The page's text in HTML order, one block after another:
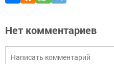
Нет комментариев